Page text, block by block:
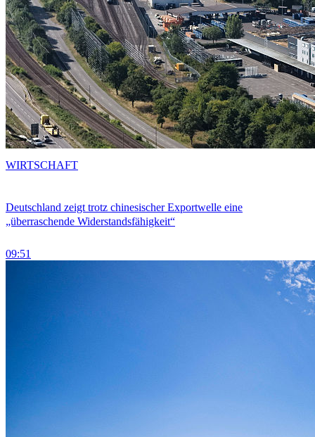
Deutschland zeigt trotz chinesischer Exportwelle eine
„überraschende Widerstandsfähigkeit“
09:51
WIRTSCHAFT